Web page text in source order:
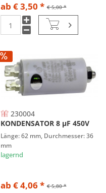
€ 5,00 *
ab € 3,50 *
230004
KONDENSATOR 8 µF 450V
Länge: 62 mm, Durchmesser: 36
mm
lagernd
€ 5,80 *
ab € 4,06 *